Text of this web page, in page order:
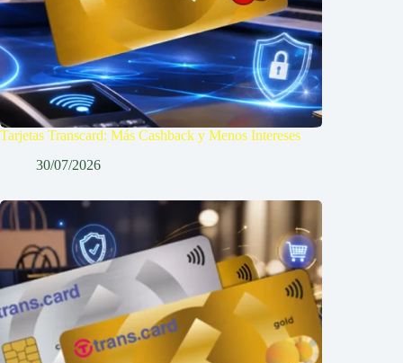
Tarjetas Transcard: Más Cashback y Menos Intereses
30/07/2026